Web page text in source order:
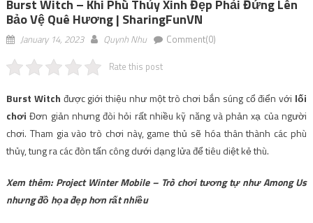
Burst Witch – Khi Phù Thủy Xinh Đẹp Phải Đứng Lên
Bảo Vệ Quê Hương | SharingFunVN
January 14, 2023 Quynh Nhu Comment(0)
Rate this post
Burst Witch được giới thiệu như một trò chơi bắn súng cổ điển với lối
chơi Đơn giản nhưng đòi hỏi rất nhiều kỹ năng và phản xạ của người
chơi. Tham gia vào trò chơi này, game thủ sẽ hóa thân thành các phù
thủy, tung ra các đòn tấn công dưới dạng lửa để tiêu diệt kẻ thù.
Xem thêm: Project Winter Mobile – Trò chơi tương tự như Among Us
nhưng đồ họa đẹp hơn rất nhiều